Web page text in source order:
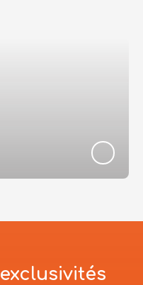
exclusivités